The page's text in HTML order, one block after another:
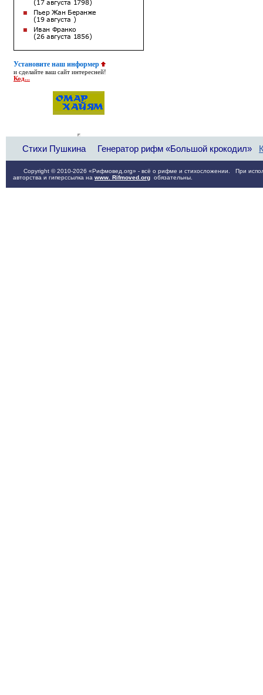
Установите наш информер
и сделайте ваш сайт интересней!
Код...
Стихи Пушкина Генератор рифм «Большой крокодил»
Copyright © 2010-2026 «Рифмовед.org» - всё о рифме и стихосложении. При
авторства и гиперссылка на www. Rifmoved.org обязательны.